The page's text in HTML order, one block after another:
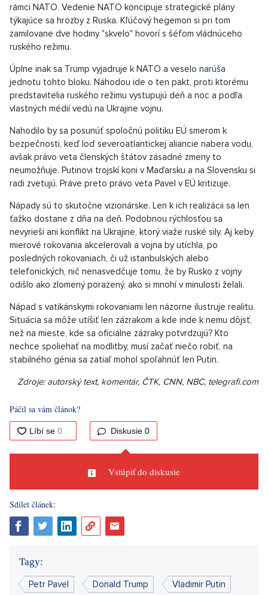
rámci NATO. Vedenie NATO koncipuje strategické plány
týkajúce sa hrozby z Ruska. Kľúčový hegemon si pri tom
zamilovane dve hodiny "skvelo" hovorí s šéfom vládnúceho
ruského režimu.
Úplne inak sa Trump vyjadruje k NATO a veselo narúša
jednotu tohto bloku. Náhodou ide o ten pakt, proti ktorému
predstavitelia ruského režimu vystupujú deň a noc a podľa
vlastných médií vedú na Ukrajine vojnu.
Nahodilo by sa posunúť spoločnú politiku EÚ smerom k
bezpečnosti, keď loď severoatlantickej aliancie nabera vodu,
avšak právo veta členských štátov zásadné zmeny to
neumožňuje. Putinovi trojskí koni v Maďarsku a na Slovensku si
radi zvetujú. Práve preto právo veta Pavel v EÚ kritizuje.
Nápady sú to skutočne vizionárske. Len k ich realizácii sa len
ťažko dostane z dňa na deň. Podobnou rýchlosťou sa
nevyrieši ani konflikt na Ukrajine, ktorý viaže ruské sily. Aj keby
mierové rokovania akcelerovali a vojna by utíchla, po
posledných rokovaniach, či už istanbulských alebo
telefonických, nič nenasvedčuje tomu, že by Rusko z vojny
odišlo ako zlomený porazený, ako si mnohí v minulosti želali.
Nápad s vatikánskymi rokovaniami len názorne ilustruje realitu.
Situácia sa môže utíšiť len zázrakom a kde inde k nemu dôjsť,
než na mieste, kde sa oficiálne zázraky potvrdzujú? Kto
nechce spoliehať na modlitby, musí začať niečo robiť, na
stabilného génia sa zatiaľ mohol spoľahnúť len Putin.
Zdroje: autorský text, komentár, ČTK, CNN, NBC, telegrafi.com
Páčil sa vám článok?
Diskusie 0
Vstúpiť do diskusie
Sdílet článek:
Tagy:
Petr Pavel Donald Trump Vladimir Putin